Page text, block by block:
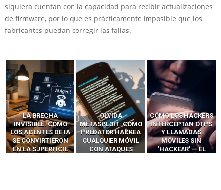
siquiera cuentan con la capacidad para recibir actualizaciones
de firmware, por lo que es prácticamente imposible que los
fabricantes puedan corregir las fallas.
LA BRECHA
INVISIBLE: CÓMO
LOS AGENTES DE IA
SE CONVIRTIERON
EN LA SUPERFICIE
OLVIDA
METASPLOIT: CÓMO
PREDATOR HACKEA
CUALQUIER MÓVIL
CON ATAQUES
CÓMO LOS HACKERS
INTERCEPTAN OTPS
Y LLAMADAS
MÓVILES SIN
‘HACKEAR’ — EL